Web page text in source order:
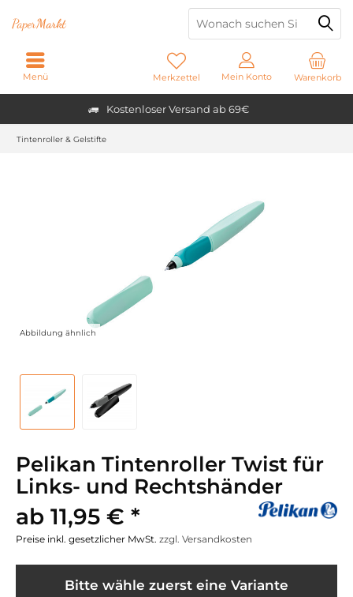
Kostenloser Versand ab 69€
PaperMarkt
Warenkorb
Merkzettel Mein Konto
Menü
Tintenroller & Gelstifte
Abbildung ähnlich
Pelikan Tintenroller Twist für
Links- und Rechtshänder
ab 11,95 € *
Preise inkl. gesetzlicher MwSt. zzgl. Versandkosten
Bitte wähle zuerst eine Variante